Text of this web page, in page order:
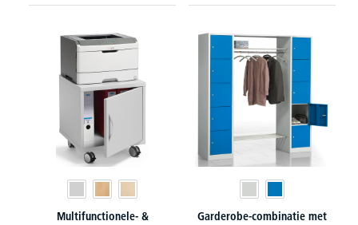
Multifunctionele- &
Garderobe-combinatie met